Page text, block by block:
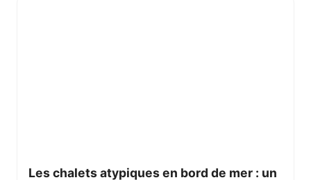
Les chalets atypiques en bord de mer : un